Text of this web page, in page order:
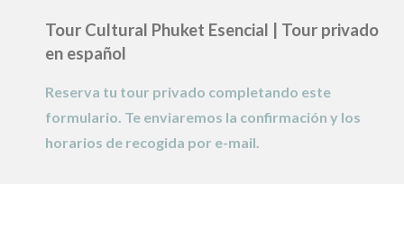
Tour Cultural Phuket Esencial | Tour privado
en español
Reserva tu tour privado completando este
formulario. Te enviaremos la confirmación y los
horarios de recogida por e-mail.